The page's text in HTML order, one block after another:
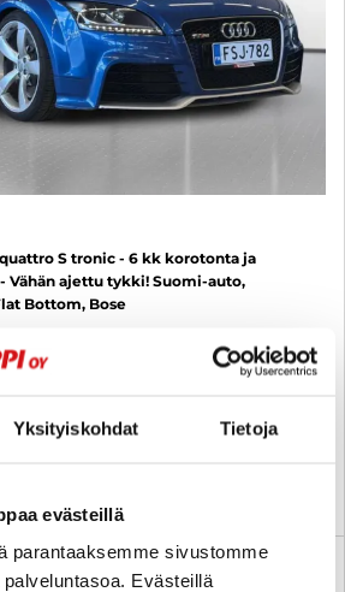
Yksityiskohdat Tietoja
evästeillä
parantaaksemme sivustomme
Evästeillä
quattro S tronic - 6 kk korotonta ja
Vähän ajettu tykki! Suomi-auto,
Bottom, Bose